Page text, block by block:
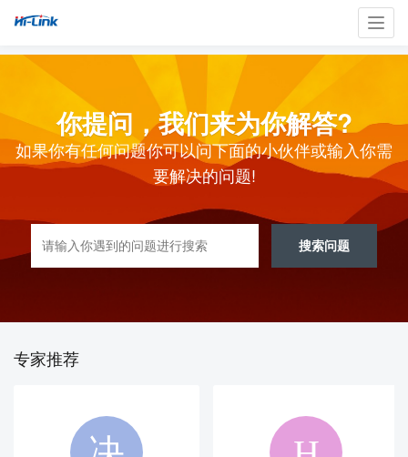
你提问，我们来为你解答?
如果你有任何问题你可以问下面的小伙伴或输入你需
要解决的问题!
搜索问题
专家推荐